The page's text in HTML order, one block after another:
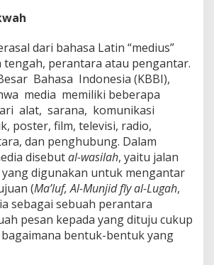
dari bahasa Latin “medius”
tengah, perantara atau pengantar.
Bahasa Indonesia (KBBI),
media memiliki beberapa
alat, sarana, komunikasi
poster, film, televisi, radio,
dan penghubung. Dalam
disebutal-wasilah, yaitu jalan
digunakan untuk mengantar
(Ma’luf, Al-Munjid fīy al-Lugah,
sebagai sebuah perantara
pesan kepada yang dituju cukup
bentuk-bentuk yang